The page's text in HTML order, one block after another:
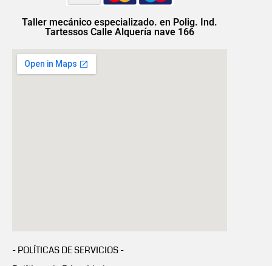
Taller mecánico especializado. en Polig. Ind.
Tartessos Calle Alquería nave 166
- POLÍTICAS DE SERVICIOS -